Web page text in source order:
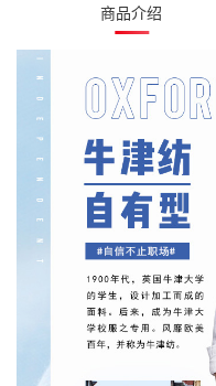
商品介绍